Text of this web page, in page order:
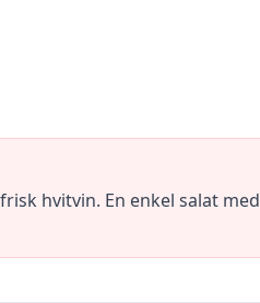
hvitvin. En enkel salat med